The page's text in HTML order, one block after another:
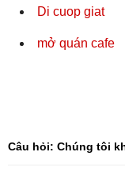
Di cuop giat
mở quán cafe
Câu hỏi: Chúng tôi